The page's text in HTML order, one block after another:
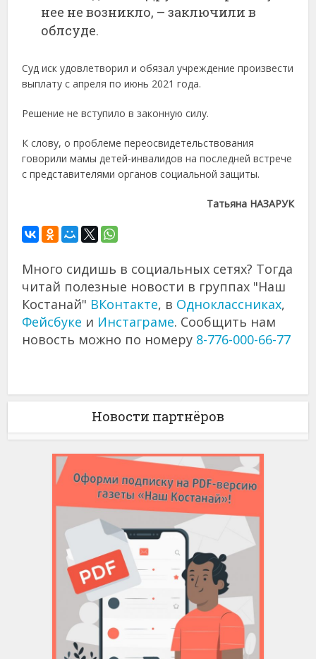
нее не возникло, – заключили в
облсуде.
Суд иск удовлетворил и обязал учреждение произвести
выплату с апреля по июнь 2021 года.
Решение не вступило в законную силу.
К слову, о проблеме переосвидетельствования
говорили мамы детей-инвалидов на последней встрече
с представителями органов социальной защиты.
Татьяна НАЗАРУК
Много сидишь в социальных сетях? Тогда
читай полезные новости в группах "Наш
Костанай" ВКонтакте, в Одноклассниках,
Фейсбуке и Инстаграме. Сообщить нам
новость можно по номеру 8-776-000-66-77
Новости партнёров